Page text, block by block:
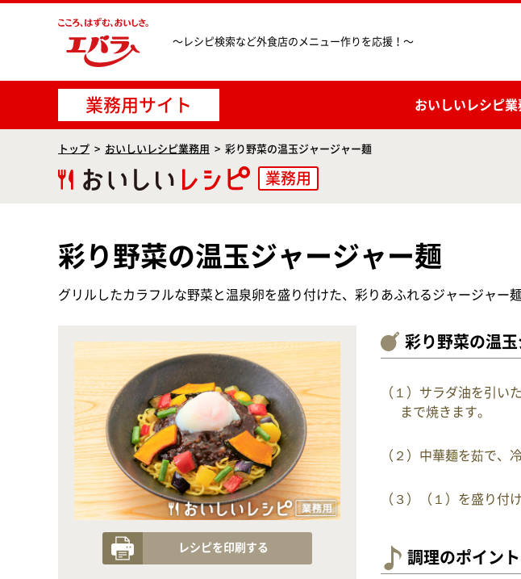
〜レシピ検索など外食店のメニュー作りを応援！〜
業務用サイト おいしいレシピ業
トップ おいしいレシピ業務用 彩り野菜の温玉ジャージャー麺
業務用
彩り野菜の温玉ジャージャー麺
グリルしたカラフルな野菜と温泉卵を盛り付けた、彩りあふれるジャージャー麺
レシピを印刷する
彩り野菜の温
（１）サラダ油を引い
まで焼きます。
（２）中華麺を茹で、
（３）（１）を盛り付
調理のポイント